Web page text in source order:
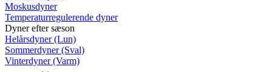
Moskusdyner
Temperaturregulerende dyner
Dyner efter sæson
Helårsdyner (Lun)
Sommerdyner (Sval)
Vinterdyner (Varm)